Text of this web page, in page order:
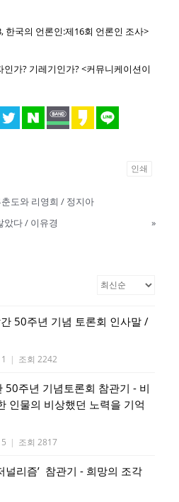
한국의 언론인:제16회 언론인 조사>
가? 기레기인가? <커뮤니케이션이
인쇄
도와 리영희 / 정지아
았다 / 이유경
»
간 50주년 기념 토론회 인사말 /
| 조회 2242
50주년 기념토론회 참관기 - 비
인물의 비상했던 노력을 기억
| 조회 2817
널리즘’ 참관기 - 희망의 조각